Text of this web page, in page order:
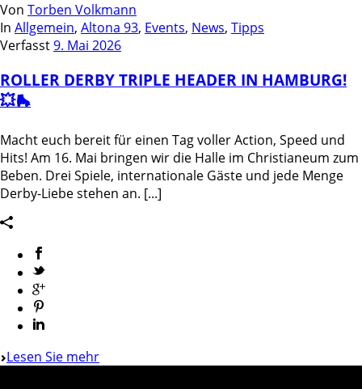
Von Torben Volkmann
In Allgemein, Altona 93, Events, News, Tipps
Verfasst9. Mai 2026
ROLLER DERBY TRIPLE HEADER IN HAMBURG!
💥🛼
Macht euch bereit für einen Tag voller Action, Speed und
Hits! Am 16. Mai bringen wir die Halle im Christianeum zum
Beben. Drei Spiele, internationale Gäste und jede Menge
Derby-Liebe stehen an. [...]
Lesen Sie mehr